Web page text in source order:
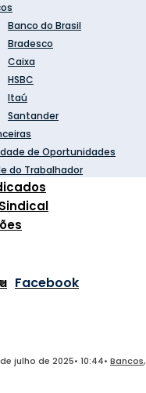
Banco do Brasil
Bradesco
Caixa
HSBC
Itaú
Santander
de Oportunidades
do Trabalhador
Facebook
julho de 2025• 10:44• Bancos,